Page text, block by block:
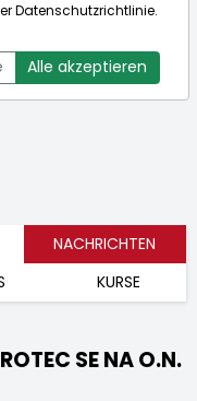
78,875€ +0,22%
MICROTEC SE NA O.N.
78,750€Ask:79,000€
NACHRICHTEN
KURSE
SE NA O.N.
Datenschutzrichtlinie.
Alle akzeptieren